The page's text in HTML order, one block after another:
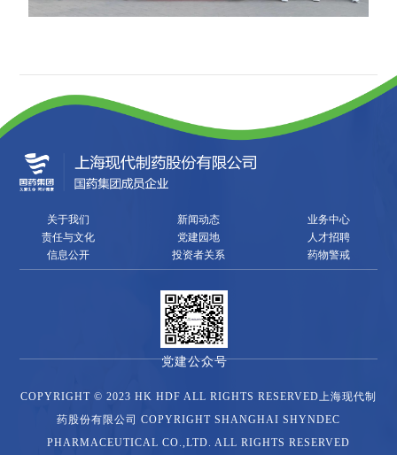
关于我们 新闻动态
业务中心
责任与文化
党建园地
人才招聘
信息公开
投资者关系 药物警戒
党建公众号
COPYRIGHT © 2023 HK HDF ALL RIGHTS RESERVED上海现代制
药股份有限公司 COPYRIGHT SHANGHAI SHYNDEC
PHARMACEUTICAL CO.,LTD. ALL RIGHTS RESERVED